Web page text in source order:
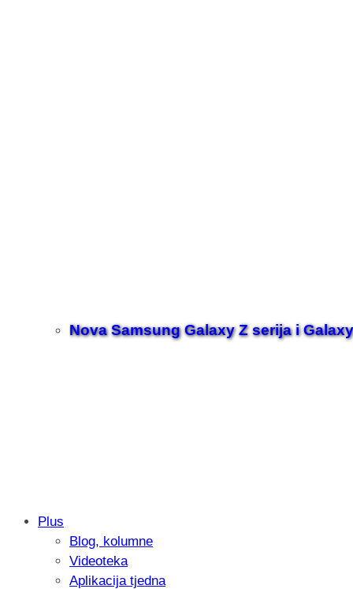
Nova Samsung Galaxy Z serija i
Sony predstavlja objektiv FE 100-
654 grama
Plus
Blog, kolumne
Videoteka
Aplikacija tjedna